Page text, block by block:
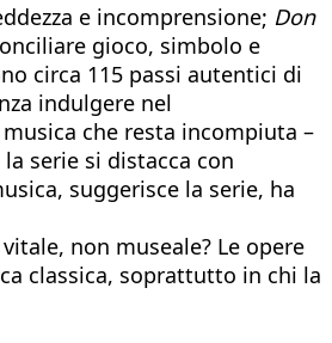
e incomprensione; Don
gioco, simbolo e
circa 115 passi autentici di
indulgere nel
che resta incompiuta –
serie si distacca con
suggerisce la serie, ha
non museale? Le opere
classica, soprattutto in chi la